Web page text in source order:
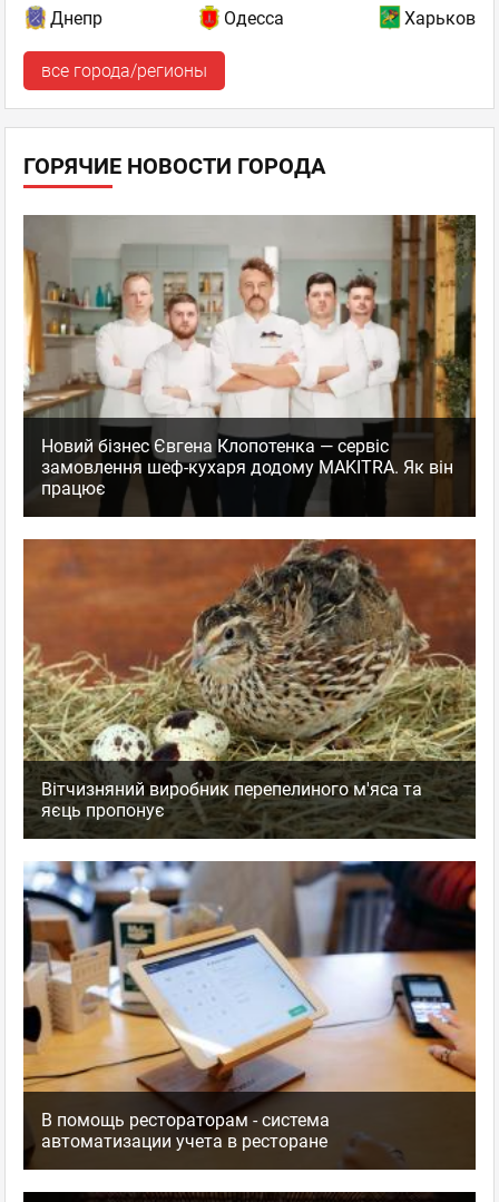
Днепр Одесса Харьков
все города/регионы
ГОРЯЧИЕ НОВОСТИ ГОРОДА
Новий бізнес Євгена Клопотенка — сервіс
замовлення шеф-кухаря додому MAKITRA. Як він
працює
Вітчизняний виробник перепелиного м'яса та
яєць пропонує
В помощь рестораторам - система
автоматизации учета в ресторане